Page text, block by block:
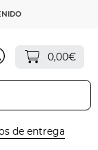
0,00€
de entrega